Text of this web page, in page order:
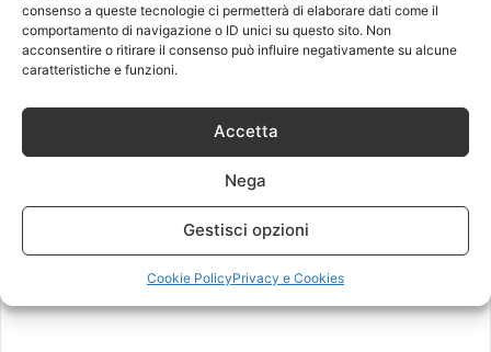
consenso a queste tecnologie ci permetterà di elaborare dati come il
comportamento di navigazione o ID unici su questo sito. Non
acconsentire o ritirare il consenso può influire negativamente su alcune
caratteristiche e funzioni.
Accetta
Nega
Gestisci opzioni
Cookie PolicyPrivacy e Cookies